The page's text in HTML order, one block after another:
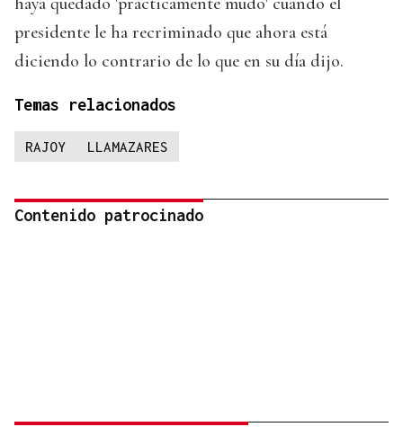
presidente le ha recriminado que ahora está
diciendo lo contrario de lo que en su día dijo.
Temas relacionados
RAJOY LLAMAZARES
Contenido patrocinado